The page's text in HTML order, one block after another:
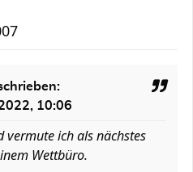
10:06
vermute ich als nächstes
Wettbüro.